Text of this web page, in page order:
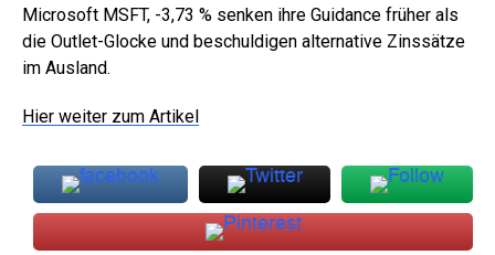
Microsoft MSFT, -3,73 % senken ihre Guidance früher als
die Outlet-Glocke und beschuldigen alternative Zinssätze
im Ausland.
Hier weiter zum Artikel